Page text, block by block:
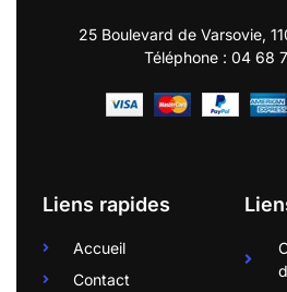
25 Boulevard de Varsovie,
Téléphone : 04 68
Liens rapides
Accueil
Contact